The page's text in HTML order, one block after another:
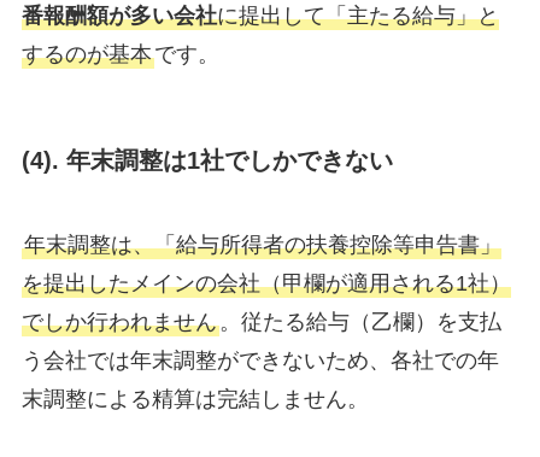
番報酬額が多い会社に提出して「主たる給与」と
するのが基本です。
(4). 年末調整は1社でしかできない
年末調整は、「給与所得者の扶養控除等申告書」
を提出したメインの会社（甲欄が適用される1社）
でしか行われません。従たる給与（乙欄）を支払
う会社では年末調整ができないため、各社での年
末調整による精算は完結しません。